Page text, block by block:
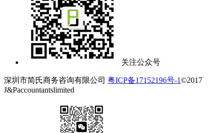
关注公众号
深圳市简氏商务咨询有限公司 粤ICP备17152196号-1©2017
J&Paccountantslimited